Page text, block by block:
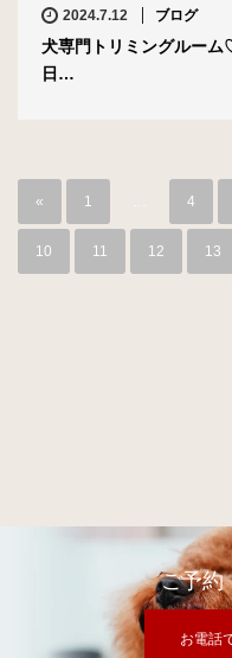
2024.7.12 ブログ
犬専門トリミングルー
日…
« 1 4
10 11 12 13
ご予約
お電話